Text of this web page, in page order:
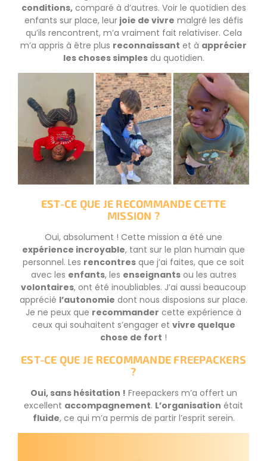
conditions,comparé à d’autres. Voir le quotidien des
enfants sur place, leurjoie de vivre malgré les défis
qu’ils rencontrent, m’a vraiment fait relativiser. Cela
m’a appris à être plus reconnaissant et à apprécier
les choses simplesdu quotidien.
EST-CE QUE JE RECOMMANDE CETTE
MISSION ?
Oui, absolument ! Cette mission a été une
expérience incroyable, tant sur le plan humain que
personnel. Les rencontres que j’ai faites, que ce soit
avec les enfants, les enseignantsou les autres
volontaires, ont été inoubliables. J’ai aussi beaucoup
apprécié l’autonomie dont nous disposions sur place.
Je ne peux que recommander cette expérience à
ceux qui souhaitent s’engager et vivre quelque
chose de fort !
EST-CE QUE JE RECOMMANDE FREEPACKERS
?
Oui, sans hésitation ! Freepackers m’a offert un
excellent accompagnement. L’organisation était
fluide, ce qui m’a permis de partir l’esprit serein.